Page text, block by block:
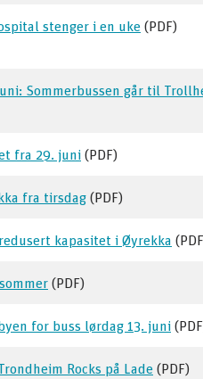
stenger i en uke(PDF)
Sommerbussen går til
fra 29. juni(PDF)
fra tirsdag (PDF)
kapasitet i Øyrekka
(PDF)
for buss lørdag 13. juni
Rocks på Lade(PDF)